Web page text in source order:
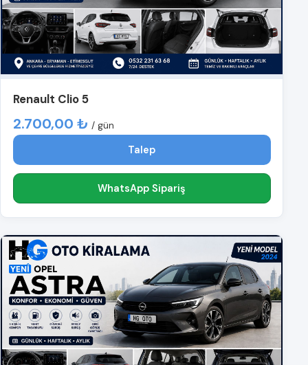
Renault Clio 5
2.700,00 ₺ / gün
Talep
WhatsApp Sipariş